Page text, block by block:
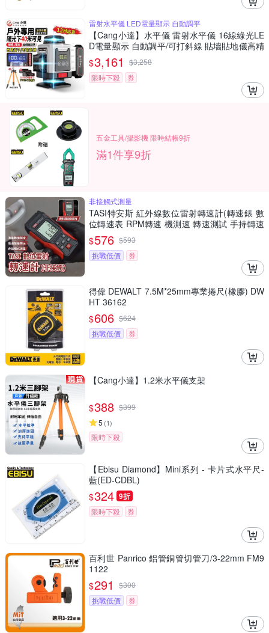
雷射水平儀 LED電量顯示 自動調平
【Cang小達】水平儀 雷射水平儀 16線綠光LE
D電量顯示 自動調平/可打斜線 貼墻貼地儀高精
度強光 室內外木工裝修-（數顯中控大電池款）
16線綠光
$3,161 $3,258
限時下殺
券
五金工具/攝影機 限時結帳9折
滿1件享9折
非接觸式測量
TASI特安斯 紅外線數位雷射轉速計(轉速錶 數
位轉速表 RPM轉速 機測速 轉速測試 手持轉速
錶 風扇轉速)
$576 $593
挑戰低價
券
得偉 DEWALT 7.5M*25mm專業捲尺(橡膠) DW
HT 36162
$606 $624
挑戰低價
券
【Cang小達】1.2米水平儀支架
$388 $399
5 (1)
限時下殺
【Ebisu Diamond】Mini系列 - 卡片式水平尺-
藍(ED-CDBL)
$324 9折
限時下殺 券
百利世 Panrico 鋁管銅管切管刀/3-22mm FM9
1122
$291 $300
挑戰低價
券